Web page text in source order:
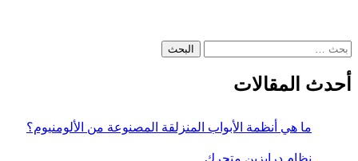
البحث
أحدث المقالات
ما هي أنظمة الأبواب المنزلقة المصنوعة من الألومنيوم؟
نظام درابزين متحرك